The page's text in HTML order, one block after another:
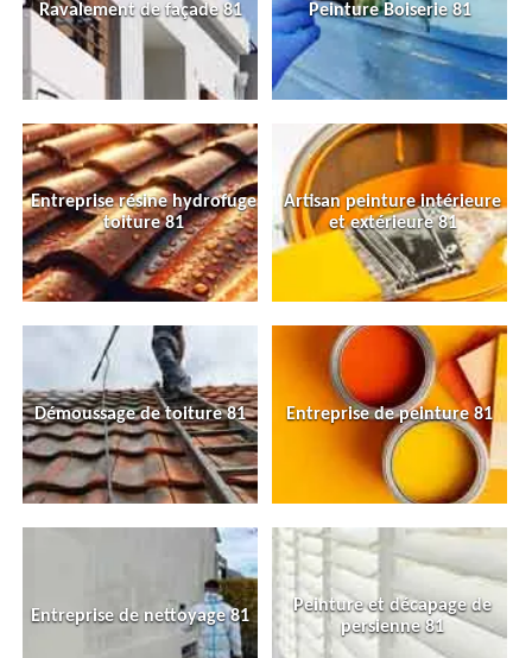
Ravalement de façade 81 Peinture Boiserie 81
Entreprise résine hydrofuge
toiture 81
Artisan peinture intérieure
et extérieure 81
Démoussage de toiture 81 Entreprise de peinture 81
Entreprise de nettoyage 81
Peinture et décapage de
persienne 81